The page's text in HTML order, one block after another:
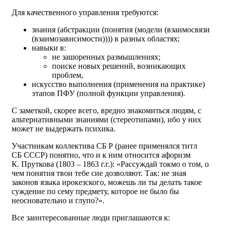
Для качественного управления требуются:
знания (абстракции (понятия (модели (взаимосвязи
(взаимозависимости)))) в разных областях;
навыки в:
не зашоренных размышлениях;
поиске новых решений, возникающих
проблем,
искусство выполнения (применения на практике)
этапов ПФУ (полной функции управления).
С заметкой, скорее всего, вредно знакомиться людям, с
альтернативными знаниями (стереотипами), ибо у них
может не выдержать психика.
Участникам коллектива СБ Р (ранее применялся титл
СБ СССР) понятно, что и к ним относится афоризм
К. Пруткова (1803 – 1863 г.г.): «Рассуждай токмо о том, о
чем понятия твои тебе сие дозволяют. Так: не зная
законов языка ирокезского, можешь ли ты делать такое
суждение по сему предмету, которое не было бы
неосновательно и глупо?».
Все заинтересованные люди приглашаются к: